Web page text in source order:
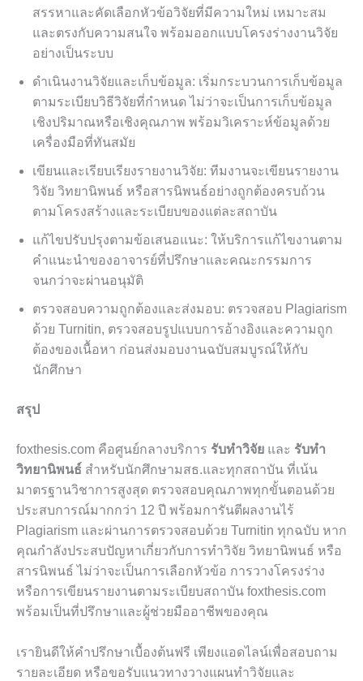
สรรหาและคัดเลือกหัวข้อวิจัยที่มีความใหม่ เหมาะสม
และตรงกับความสนใจ พร้อมออกแบบโครงร่างงานวิจัย
อย่างเป็นระบบ
ดำเนินงานวิจัยและเก็บข้อมูล: เริ่มกระบวนการเก็บข้อมูล
ตามระเบียบวิธีวิจัยที่กำหนด ไม่ว่าจะเป็นการเก็บข้อมูล
เชิงปริมาณหรือเชิงคุณภาพ พร้อมวิเคราะห์ข้อมูลด้วย
เครื่องมือที่ทันสมัย
เขียนและเรียบเรียงรายงานวิจัย: ทีมงานจะเขียนรายงาน
วิจัย วิทยานิพนธ์ หรือสารนิพนธ์อย่างถูกต้องครบถ้วน
ตามโครงสร้างและระเบียบของแต่ละสถาบัน
แก้ไขปรับปรุงตามข้อเสนอแนะ: ให้บริการแก้ไขงานตาม
คำแนะนำของอาจารย์ที่ปรึกษาและคณะกรรมการ
จนกว่าจะผ่านอนุมัติ
ตรวจสอบความถูกต้องและส่งมอบ: ตรวจสอบ Plagiarism
ด้วย Turnitin, ตรวจสอบรูปแบบการอ้างอิงและความถูก
ต้องของเนื้อหา ก่อนส่งมอบงานฉบับสมบูรณ์ให้กับ
นักศึกษา
สรุป
foxthesis.com คือศูนย์กลางบริการ รับทำวิจัย และ รับทำ
วิทยานิพนธ์ สำหรับนักศึกษามสธ.และทุกสถาบัน ที่เน้น
มาตรฐานวิชาการสูงสุด ตรวจสอบคุณภาพทุกขั้นตอนด้วย
ประสบการณ์มากกว่า 12 ปี พร้อมการันตีผลงานไร้
Plagiarism และผ่านการตรวจสอบด้วย Turnitin ทุกฉบับ หาก
คุณกำลังประสบปัญหาเกี่ยวกับการทำวิจัย วิทยานิพนธ์ หรือ
สารนิพนธ์ ไม่ว่าจะเป็นการเลือกหัวข้อ การวางโครงร่าง
หรือการเขียนรายงานตามระเบียบสถาบัน foxthesis.com
พร้อมเป็นที่ปรึกษาและผู้ช่วยมืออาชีพของคุณ
เรายินดีให้คำปรึกษาเบื้องต้นฟรี เพียงแอดไลน์เพื่อสอบถาม
รายละเอียด หรือขอรับแนวทางวางแผนทำวิจัยและ